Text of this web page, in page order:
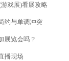
戏展)看展攻略
约与单调冲突
览会吗？
播现场